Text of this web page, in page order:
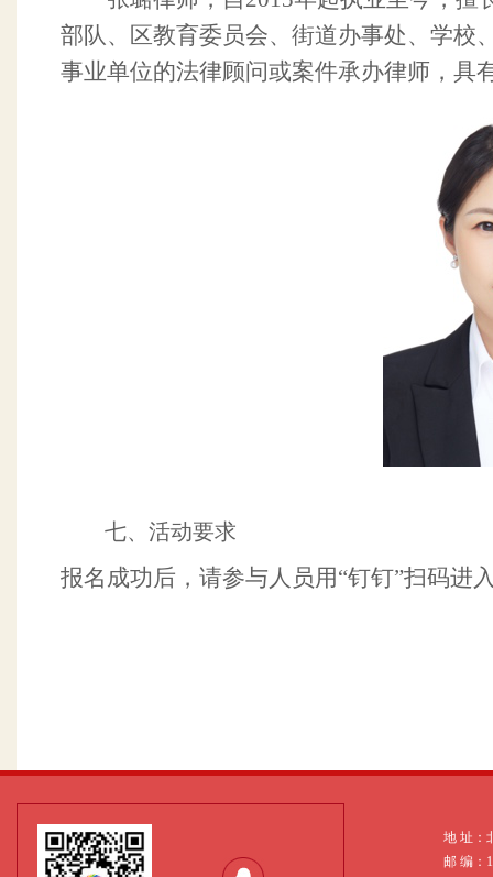
部队、区教育委员会、街道办事处、学校
事业单位的法律顾问或案件承办律师，具
七、活动要求
报名成功后，请参与人员用“钉钉”扫码进
地 址：
邮 编